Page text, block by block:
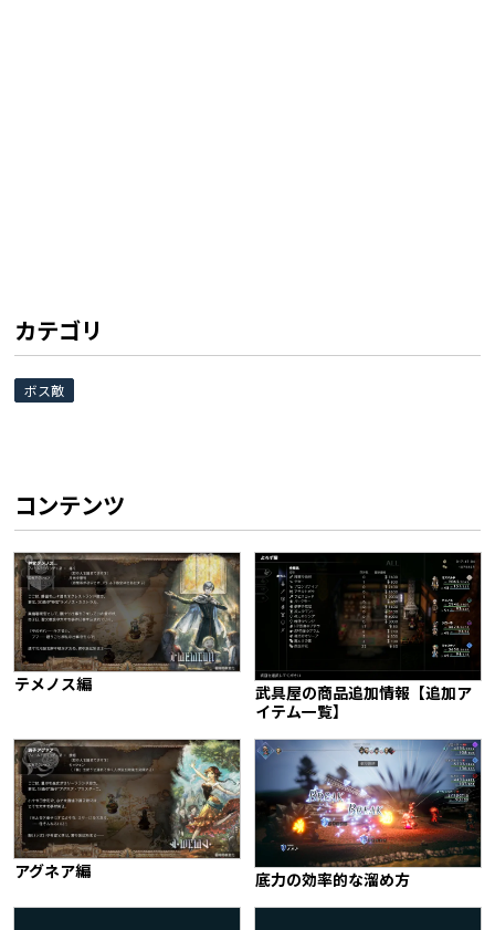
カテゴリ
ボス敵
コンテンツ
テメノス編
武具屋の商品追加情報【追加ア
イテム一覧】
アグネア編 底力の効率的な溜め方